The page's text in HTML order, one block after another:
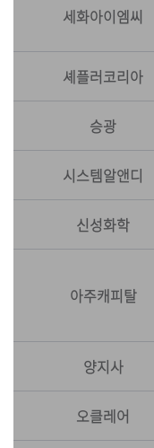
세화아이엠씨
셰플러코리아
승광
시스템알앤디
신성화학
아주캐피탈
양지사
오클레어